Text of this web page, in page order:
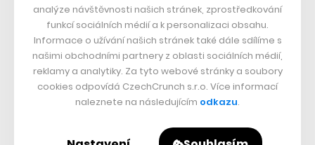
analýze návštěvnosti našich stránek, zprostředkování
funkcí sociálních médií a k personalizaci obsahu.
Informace o užívání našich stránek také dále sdílíme s
našimi obchodními partnery z oblasti sociálních médií,
reklamy a analytiky. Za tyto webové stránky a soubory
cookies odpovídá CzechCrunch s.r.o. Více informací
naleznete na následujícím odkazu.